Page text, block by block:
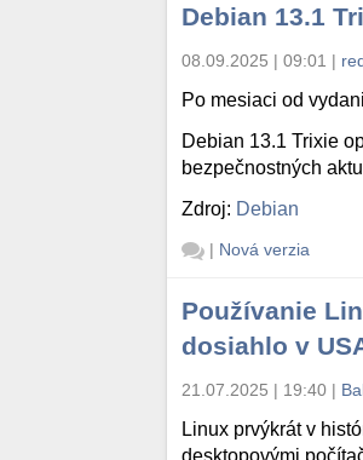
Debian 13.1
08.09.2025 | 09:01 |
Po mesiaci od
Debian 13.1 Trixie
bezpečnostných
Zdroj: Debian
| Nová verzia
Používanie
dosiahlo v
21.07.2025 | 19:40 |
Linux prvýkrát v
desktopovými